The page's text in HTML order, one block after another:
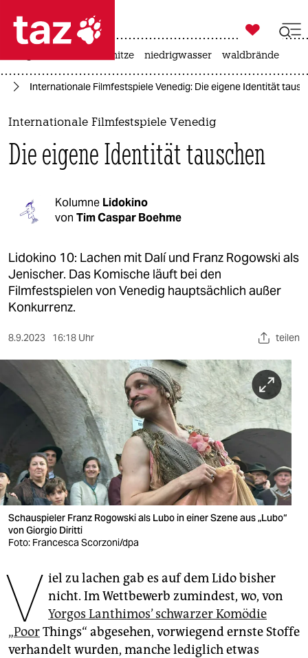
 taz zahl ich
taz zahl ich
themen
politik
gesellschaft
kultur
sport
berlin
nord
wahrheit
verlag
veranstaltungen
shop
fragen & hilfe
unterstützen
genossenschaft
epaper login

taz zahl ich
hitze niedrigwasser waldbrände
Internationale Filmfestspiele Venedig: Die eigene Identität
Internationale Filmfestspiele Venedig
Die eigene Identität tauschen
Kolumne Lidokino
von Tim Caspar Boehme
Lidokino 10: Lachen mit Dalí und Franz Rogowski als
Jenischer. Das Komische läuft bei den
Filmfestspielen von Venedig hauptsächlich außer
Konkurrenz.
8.9.2023 16:18 Uhr teilen
Schauspieler Franz Rogowski als Lubo in einer Szene aus „Lubo“
von Giorgio Diritti
Foto: Francesca Scorzoni/dpa
V iel zu lachen gab es auf dem Lido bisher
nicht. Im Wettbewerb zumindest, wo, von
Yorgos Lanthimos’ schwarzer Komödie
„PoorThings“ abgesehen, vorwiegend ernste Stoffe
verhandelt wurden, manche lediglich etwas